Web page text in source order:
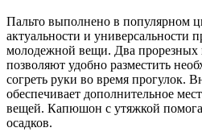
Пальто выполнено в популярном
актуальности и универсальности
молодежной вещи. Два прорезных
позволяют удобно разместить
согреть руки во время прогулок.
обеспечивает дополнительное
вещей. Капюшон с утяжкой
осадков.